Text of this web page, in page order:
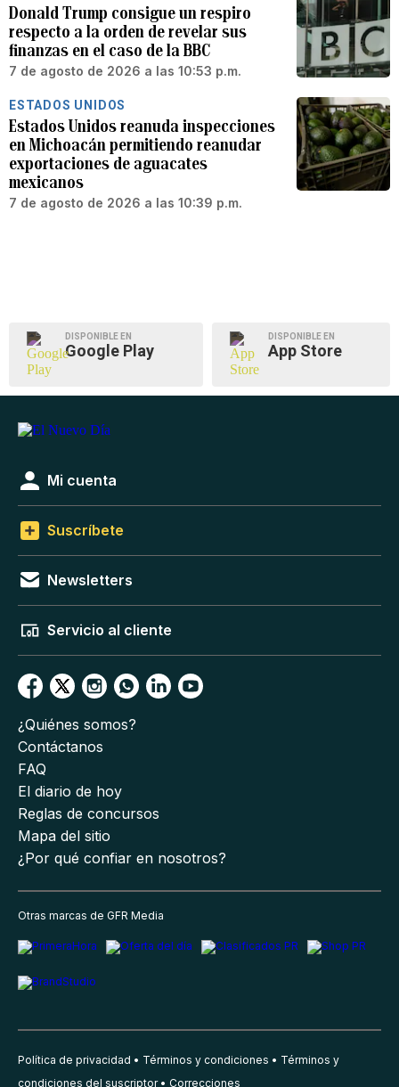
Donald Trump consigue un respiro
respecto a la orden de revelar sus
finanzas en el caso de la BBC
7 de agosto de 2026 a las 10:53 p.m.
ESTADOS UNIDOS
Estados Unidos reanuda inspecciones
en Michoacán permitiendo reanudar
exportaciones de aguacates
mexicanos
7 de agosto de 2026 a las 10:39 p.m.
DISPONIBLE EN
Google Play
DISPONIBLE EN
App Store
Mi cuenta
Suscríbete
Newsletters
Servicio al cliente
¿Quiénes somos?
Contáctanos
FAQ
El diario de hoy
Reglas de concursos
Mapa del sitio
¿Por qué confiar en nosotros?
Otras marcas de GFR Media
Política de privacidad Términos y condiciones
Términos y
condiciones del suscriptor
Correcciones